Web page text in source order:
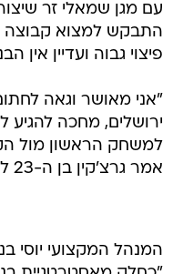
עם מגן שמאלי זר
התבקש למצוא קבוצה
פיצוי גבוה ועדיין אין
"אני מאושר וגאה
ירושלים, מחכה להגיע
למשחק הראשון מול
אמר גרצ'קין בן ה-23 לאתר הרשמי.
המנהל המקצועי יוסי